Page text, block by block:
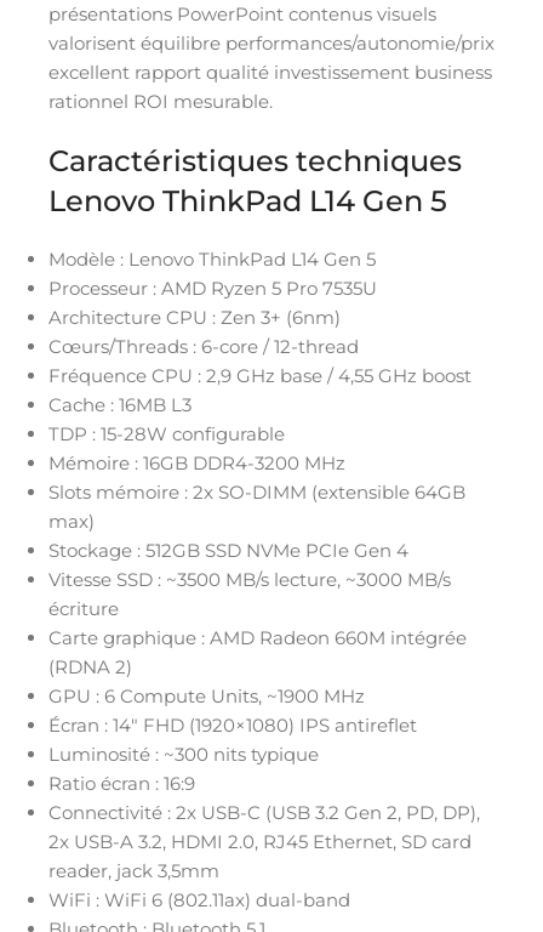
présentations PowerPoint contenus visuels
valorisent équilibre performances/autonomie/prix
excellent rapport qualité investissement business
rationnel ROI mesurable.
Caractéristiques techniques
Lenovo ThinkPad L14 Gen 5
Modèle : Lenovo ThinkPad L14 Gen 5
Processeur : AMD Ryzen 5 Pro 7535U
Architecture CPU : Zen 3+ (6nm)
Cœurs/Threads : 6-core / 12-thread
Fréquence CPU : 2,9 GHz base / 4,55 GHz boost
Cache : 16MB L3
TDP : 15-28W configurable
Mémoire : 16GB DDR4-3200 MHz
Slots mémoire : 2x SO-DIMM (extensible 64GB
max)
Stockage : 512GB SSD NVMe PCIe Gen 4
Vitesse SSD : ~3500 MB/s lecture, ~3000 MB/s
écriture
Carte graphique : AMD Radeon 660M intégrée
(RDNA 2)
GPU : 6 Compute Units, ~1900 MHz
Écran : 14″ FHD (1920×1080) IPS antireflet
Luminosité : ~300 nits typique
Ratio écran : 16:9
Connectivité : 2x USB-C (USB 3.2 Gen 2, PD, DP),
2x USB-A 3.2, HDMI 2.0, RJ45 Ethernet, SD card
reader, jack 3,5mm
WiFi : WiFi 6 (802.11ax) dual-band